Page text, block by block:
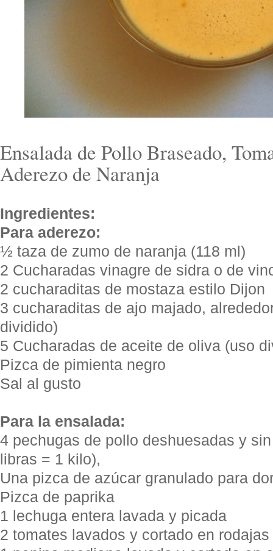
Ensalada de Pollo Braseado,
Aderezo de Naranja
Ingredientes:
Para aderezo:
½ taza de zumo de naranja (118 ml)
2 Cucharadas vinagre de sidra o de
2 cucharaditas de mostaza estilo Dijon
3 cucharaditas de ajo majado,
dividido)
5 Cucharadas de aceite de oliva (uso
Pizca de pimienta negro
Sal al gusto
Para la ensalada:
4 pechugas de pollo deshuesadas y
libras = 1 kilo),
Una pizca de azúcar granulado para
Pizca de paprika
1 lechuga entera lavada y picada
2 tomates lavados y cortado en rodajas